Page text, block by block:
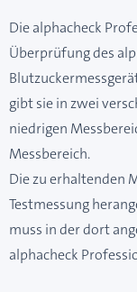
Die alphacheck
Überprüfung des
gibt sie in zwei
niedrigen
Messbereich.
Die zu erhaltenden
Testmessung
muss in der dort
alphacheck